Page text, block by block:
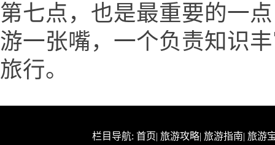
第七点，也是最重要的一
游一张嘴，一个负责知识
旅行。
栏目导航: 首页| 旅游攻略| 旅游指南| 旅游